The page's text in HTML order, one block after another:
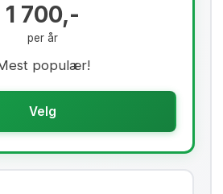
1 700,-
per år
populær!
Velg